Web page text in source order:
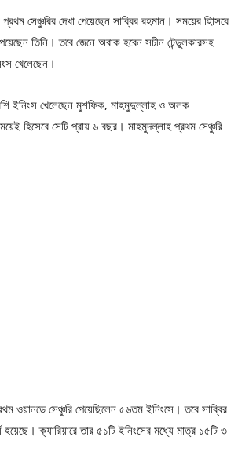
সেঞ্চুরির দেখা পেয়েছেন সাব্বির রহমান। সময়ের হিাসবে
তিনি। তবে জেনে অবাক হবেন সচীন টেন্ডুলকারসহ
খেলেছেন।
বেশি ইনিংস খেলেছেন মুশফিক, মাহমুদুল্লাহ ও অলক
হিসেবে সেটি প্রায় ৬ বছর। মাহমুদল্লাহ প্রথম সেঞ্চুরি
ওয়ানডে সেঞ্চুরি পেয়েছিলেন ৫৬তম ইনিংসে। তবে সাব্বির
হয়েছে। ক্যারিয়ারে তার ৫১টি ইনিংসের মধ্যে মাত্র ১৫টি ৩